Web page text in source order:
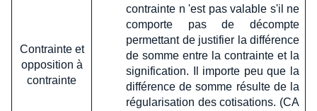
Contrainte et
opposition à
contrainte
contrainte n 'est pas valable s'il ne
comporte pas de décompte
permettant de justifier la différence
de somme entre la contrainte et la
signification. Il importe peu que la
différence de somme résulte de la
régularisation des cotisations. (CA